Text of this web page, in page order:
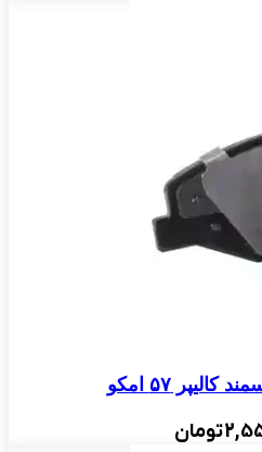
۵۷ امکو
تومان